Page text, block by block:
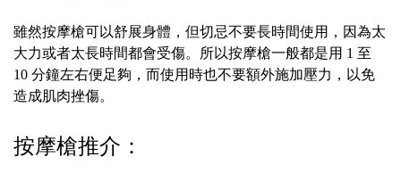
雖然按摩槍可以舒展身體，但切忌不要長時間使用，因為太
大力或者太長時間都會受傷。所以按摩槍一般都是用 1 至
10 分鐘左右便足夠，而使用時也不要額外施加壓力，以免
造成肌肉挫傷。
按摩槍推介：